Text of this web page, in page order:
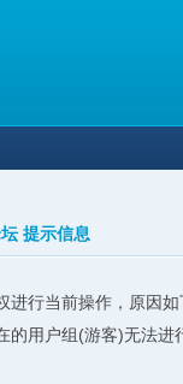
提示信息
进行当前操作，原因如
的用户组(游客)无法进